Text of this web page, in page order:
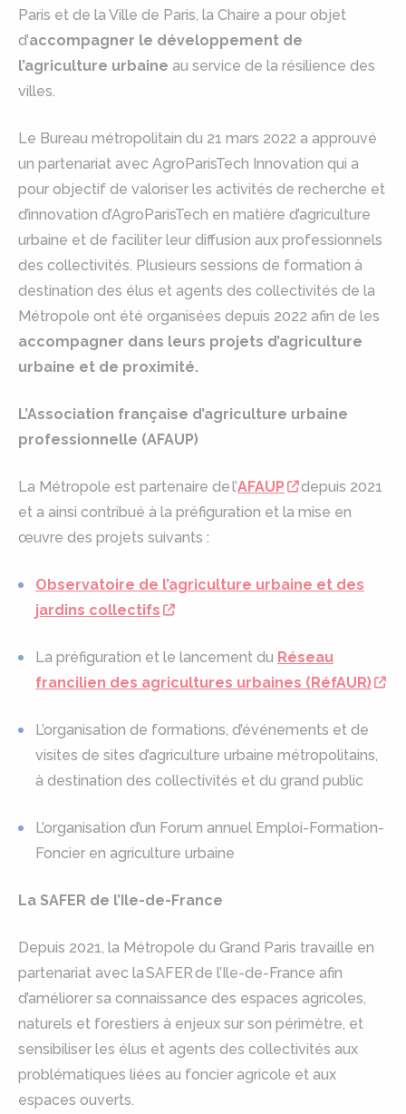
Paris et de la Ville de Paris, la Chaire a pour objet
d’accompagner le développement de
l’agriculture urbaine au service de la résilience des
villes.
Le Bureau métropolitain du 21 mars 2022 a approuvé
un partenariat avec AgroParisTech Innovation qui a
pour objectif de valoriser les activités de recherche et
d’innovation d’AgroParisTech en matière d’agriculture
urbaine et de faciliter leur diffusion aux professionnels
des collectivités. Plusieurs sessions de formation à
destination des élus et agents des collectivités de la
Métropole ont été organisées depuis 2022 afin de les
accompagner dans leurs projets d’agriculture
urbaine et de proximité.
L’Association française d’agriculture urbaine
professionnelle (AFAUP)
La Métropole est partenaire de l’AFAUP
depuis 2021
et a ainsi contribué à la préfiguration et la mise en
œuvre des projets suivants :
Observatoire de l’agriculture urbaine et des
jardins collectifs
La préfiguration et le lancement du Réseau
francilien des agricultures urbaines (RéfAUR)
L’organisation de formations, d’événements et de
visites de sites d’agriculture urbaine métropolitains,
à destination des collectivités et du grand public
L’organisation d’un Forum annuel Emploi-Formation-
Foncier en agriculture urbaine
La SAFER de l’Ile-de-France
Depuis 2021, la Métropole du Grand Paris travaille en
partenariat avec la SAFER de l’Ile-de-France afin
d’améliorer sa connaissance des espaces agricoles,
naturels et forestiers à enjeux sur son périmètre, et
sensibiliser les élus et agents des collectivités aux
problématiques liées au foncier agricole et aux
espaces ouverts.